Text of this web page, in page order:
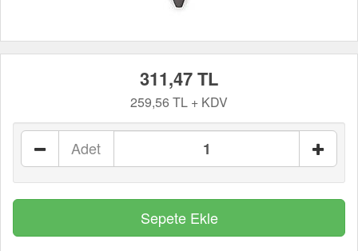
311,47 TL
259,56 TL + KDV
Adet